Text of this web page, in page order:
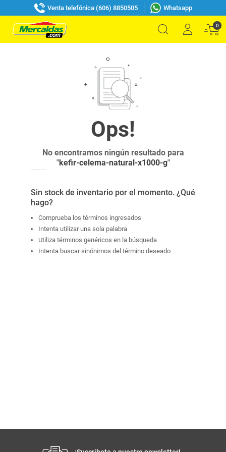
Venta telefónica (606) 8850505 Whatsapp
0
No encontramos ningún resultado para
"kefir-celema-natural-x1000-g"
Sin stock de inventario por el momento. ¿Qué
hago?
Comprueba los términos ingresados
Intenta utilizar una sola palabra
Utiliza términos genéricos en la búsqueda
Intenta buscar sinónimos del término deseado